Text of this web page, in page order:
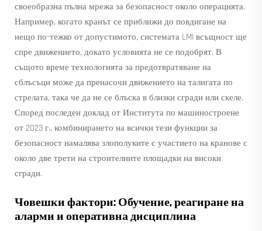
своеобразна пълна мрежа за безопасност около операцията.
Например, когато кранът се приближи до повдигане на
нещо по-тежко от допустимото, системата LMI всъщност ще
спре движението, докато условията не се подобрят. В
същото време технологията за предотвратяване на
сблъсъци може да пренасочи движението на талигата по
стрелата, така че да не се блъска в близки сгради или скеле.
Според последен доклад от Института по машиностроене
от 2023 г., комбинирането на всички тези функции за
безопасност намалява злополуките с участието на кранове с
около две трети на строителните площадки на високи
сгради.
Човешки фактори: Обучение, реагиране на
аларми и оперативна дисциплина